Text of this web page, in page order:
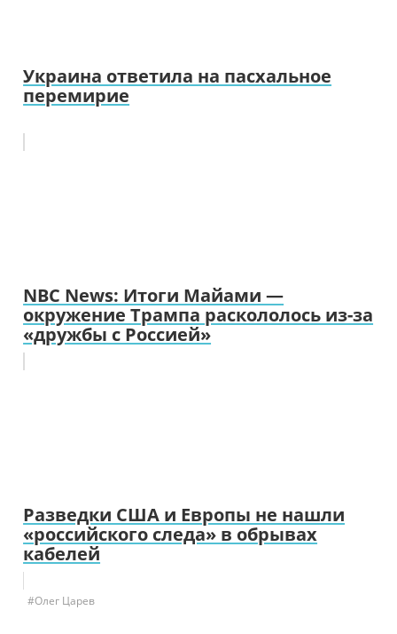
Украина ответила на пасхальное
перемирие
NBC News: Итоги Майами —
окружение Трампа раскололось из-за
«дружбы с Россией»
Разведки США и Европы не нашли
«российского следа» в обрывах
кабелей
#Олег Царев